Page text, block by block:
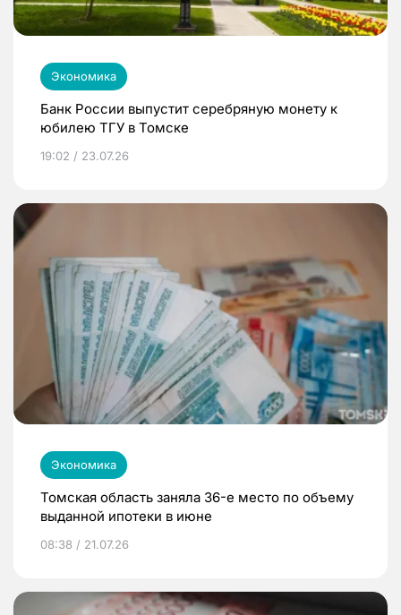
Экономика
Банк России выпустит серебряную монету к
юбилею ТГУ в Томске
19:02 / 23.07.26
Экономика
Томская область заняла 36-е место по объему
выданной ипотеки в июне
08:38 / 21.07.26